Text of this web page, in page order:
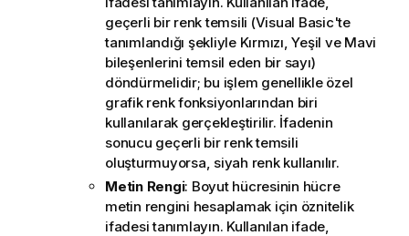
geçerli bir renk temsili (Visual Basic'te
tanımlandığı şekliyle Kırmızı, Yeşil ve Mavi
bileşenlerini temsil eden bir sayı)
döndürmelidir; bu işlem genellikle özel
grafik renk fonksiyonlarından biri
kullanılarak gerçekleştirilir. İfadenin
sonucu geçerli bir renk temsili
oluşturmuyorsa, siyah renk kullanılır.
Metin Rengi: Boyut hücresinin hücre
metin rengini hesaplamak için öznitelik
ifadesi tanımlayın. Kullanılan ifade,